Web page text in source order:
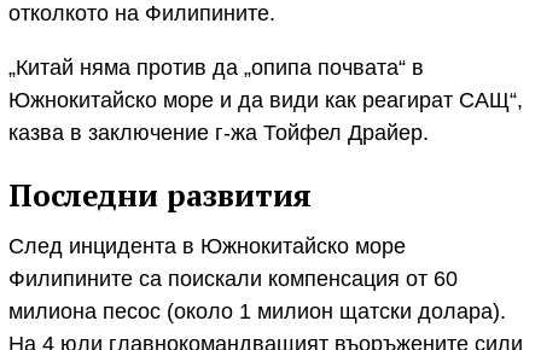
отколкото на Филипините.
„Китай няма против да „опипа почвата“ в
Южнокитайско море и да види как реагират САЩ“,
казва в заключение г-жа Тойфел Драйер.
Последни развития
След инцидента в Южнокитайско море
Филипините са поискали компенсация от 60
милиона песос (около 1 милион щатски долара).
На 4 юли главнокомандващият въоръжените сили